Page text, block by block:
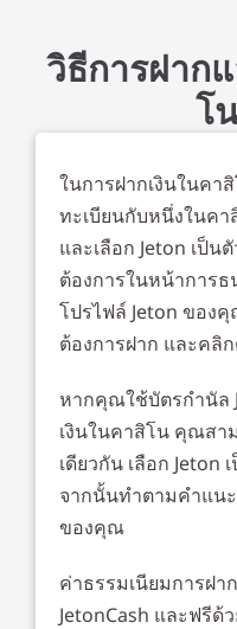
วิธีการฝาก
โ
ในการฝากเงินในคา
ทะเบียนกับหนึ่งในคา
และเลือก Jeton เป็
ต้องการในหน้าการ
โปรไฟล์ Jeton ของ
ต้องการฝาก และคลิ
หากคุณใช้บัตรกำนัล
เงินในคาสิโน คุณสา
เดียวกัน เลือก Jeton
จากนั้นทำตามคำแน
ของคุณ
ค่าธรรมเนียมการฝ
JetonCash และฟรี